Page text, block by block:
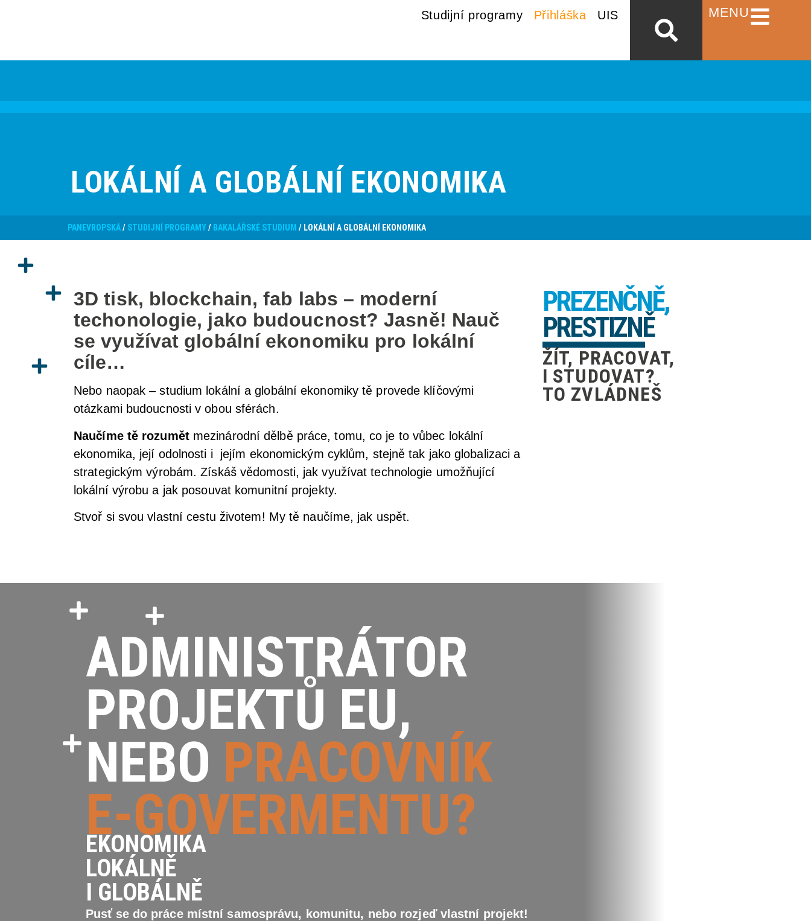
Studijní programy Přihláška UIS MENU
LOKÁLNÍ A GLOBÁLNÍ EKONOMIKA
PANEVROPSKÁ/ STUDIJNÍ PROGRAMY/ BAKALÁŘSKÉ STUDIUM / LOKÁLNÍ A GLOBÁLNÍ EKONOMIKA
3D tisk, blockchain, fab labs – moderní
techonologie, jako budoucnost? Jasně! Nauč
se využívat globální ekonomiku pro lokální
cíle…
Nebo naopak – studium lokální a globální ekonomiky tě provede klíčovými
otázkami budoucnosti v obou sférách.
Naučíme tě rozumětmezinárodní dělbě práce, tomu, co je to vůbec lokální
ekonomika, její odolnosti i jejím ekonomickým cyklům, stejně tak jako globalizaci a
strategickým výrobám. Získáš vědomosti, jak využívat technologie umožňující
lokální výrobu a jak posouvat komunitní projekty.
Stvoř si svou vlastní cestu životem! My tě naučíme, jak uspět.
PREZENČNĚ,
PRESTIZNĚ
ŽÍT, PRACOVAT,
I STUDOVAT?
TO ZVLÁDNEŠ
ADMINISTRÁTOR
PROJEKTŮ EU,
NEBO PRACOVNÍK
E-GOVERMENTU?
EKONOMIKA
LOKÁLNĚ
I GLOBÁLNĚ
Pusť se do práce místní samosprávu, komunitu, nebo rozjeď vlastní projekt!